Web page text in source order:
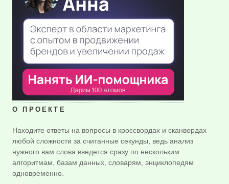
О ПРОЕКТЕ
Находите ответы на вопросы в кроссвордах и сканвордах
любой сложности за считанные секунды, ведь анализ
нужного вам слова введется сразу по нескольким
алгоритмам, базам данных, словарям, энциклопедям
одновременно.